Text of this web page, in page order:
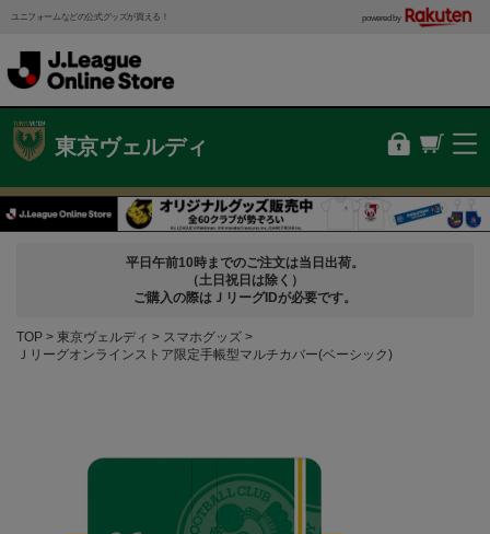
ユニフォームなどの公式グッズが買える！ powered by
東京ヴェルディ
平日午前10時までのご注文は当日出荷。
（土日祝日は除く）
ご購入の際はＪリーグIDが必要です。
TOP 東京ヴェルディ
スマホグッズ
Ｊリーグオンラインストア限定手帳型マルチカバー(ベーシック)